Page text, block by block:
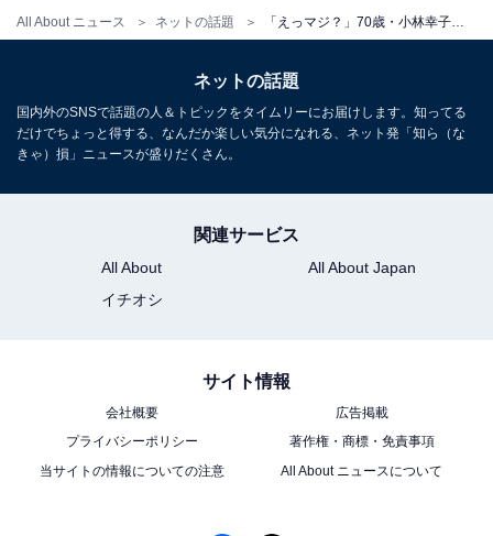
All About ニュース ネットの話題 「えっマジ？」70歳・小林幸子、ギャル“さちぴ”に大変身！ 「似合いすぎて元祖ギャル」
ネットの話題
国内外のSNSで話題の人＆トピックをタイムリーにお届けします。知ってる
だけでちょっと得する、なんだか楽しい気分になれる、ネット発「知ら（な
きゃ）損」ニュースが盛りだくさん。
関連サービス
All About
All About Japan
イチオシ
サイト情報
会社概要
広告掲載
プライバシーポリシー
著作権・商標・免責事項
当サイトの情報についての注意
All About ニュースについて